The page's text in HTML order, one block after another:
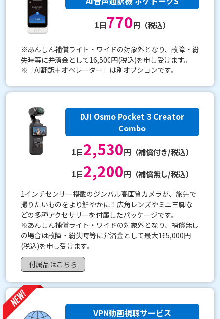
1日770円（税込）
※あんしん補償ライト・ワイドの対象外となり、故障・紛
失時等に弁済金として16,500円(税込)を申し受けます。
※「AI翻訳＋オペレーター」は別オプションです。
DJI Osmo Pocket 3 Creator
Combo
1日2,530円（補償付き/税込）
1日2,200円（補償無し/税込）
1インチセンサー搭載のジンバル高画質カメラが、旅先で
撮りたいものをより鮮やかに！広角レンズやミニ三脚な
どの多種アクセサリーを付属したパッケージです。
※あんしん補償ライト・ワイドの対象外となり、補償無し
の場合は故障・紛失時等に弁済金として最大165,000円
(税込)を申し受けます。
付属品はこちら
VPN動画視聴サービス